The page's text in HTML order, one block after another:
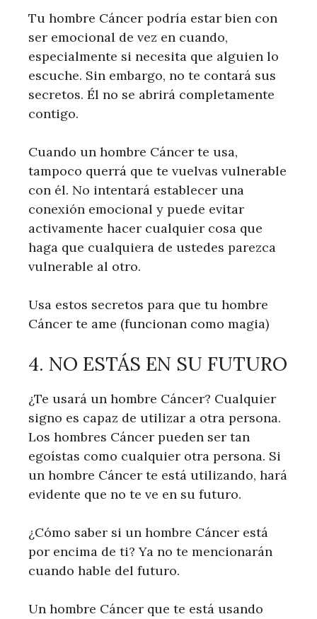
Tu hombre Cáncer podría estar bien con
ser emocional de vez en cuando,
especialmente si necesita que alguien lo
escuche. Sin embargo, no te contará sus
secretos. Él no se abrirá completamente
contigo.
Cuando un hombre Cáncer te usa,
tampoco querrá que te vuelvas vulnerable
con él. No intentará establecer una
conexión emocional y puede evitar
activamente hacer cualquier cosa que
haga que cualquiera de ustedes parezca
vulnerable al otro.
Usa estos secretos para que tu hombre
Cáncer te ame (funcionan como magia)
4. NO ESTÁS EN SU FUTURO
¿Te usará un hombre Cáncer? Cualquier
signo es capaz de utilizar a otra persona.
Los hombres Cáncer pueden ser tan
egoístas como cualquier otra persona. Si
un hombre Cáncer te está utilizando, hará
evidente que no te ve en su futuro.
¿Cómo saber si un hombre Cáncer está
por encima de ti? Ya no te mencionarán
cuando hable del futuro.
Un hombre Cáncer que te está usando